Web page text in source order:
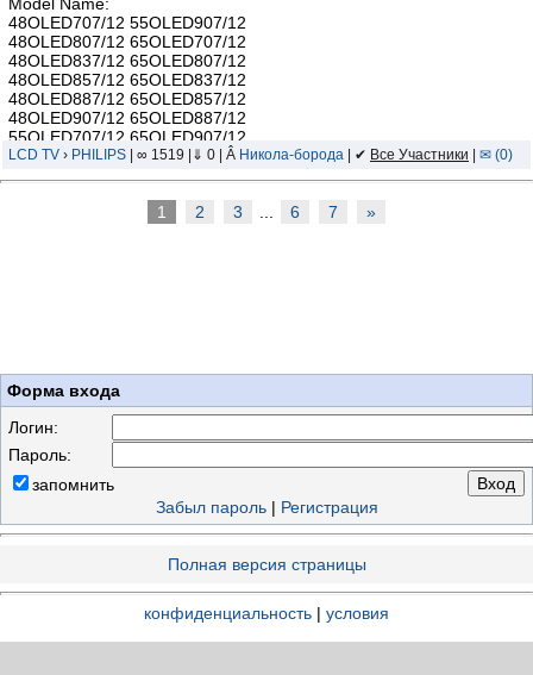
48OLED707/12 55OLED907/12
48OLED807/12 65OLED707/12
48OLED837/12 65OLED807/12
48OLED857/12 65OLED837/12
48OLED887/12 65OLED857/12
48OLED907/12 65OLED887/12
55OLED707/12 65OLED907/12
55OLED807/12 77OLED807/12
LCD TV › PHILIPS | ∞ 1519 |⇓ 0 | Â Никола-борода | ✔ Все Участники ✉ (0)
1 2 3 6 7 »
Форма входа
Логин:
Пароль:
запомнить
Забыл пароль| Регистрация
Полная версия страницы
конфиденциальность | условия